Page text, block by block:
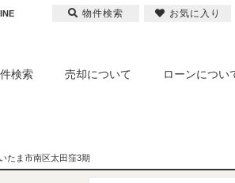
検索 売却について ローンについ
たま市南区太田窪3期
物件検索 お気に入り